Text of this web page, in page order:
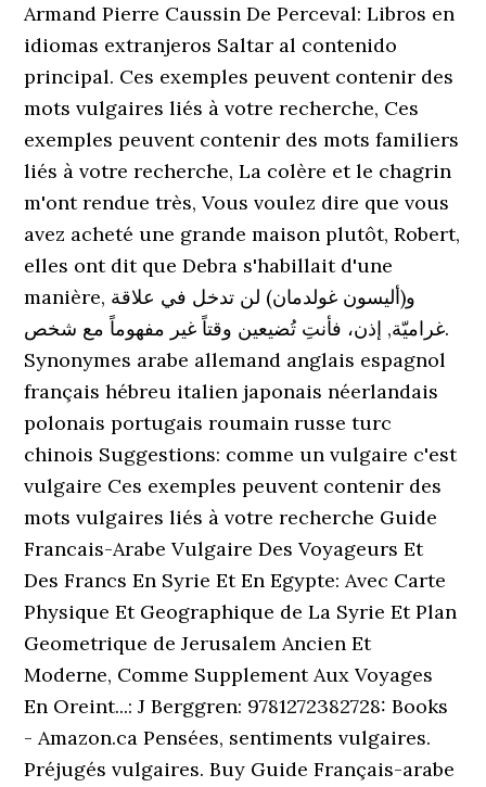
Armand Pierre Caussin De Perceval: Libros en
idiomas extranjeros Saltar al contenido
principal. Ces exemples peuvent contenir des
mots vulgaires liés à votre recherche, Ces
exemples peuvent contenir des mots familiers
liés à votre recherche, La colère et le chagrin
m'ont rendue très, Vous voulez dire que vous
avez acheté une grande maison plutôt, Robert,
elles ont dit que Debra s'habillait d'une
manière, و(أليسون غولدمان) لن تدخل في علاقة
غراميّة, إذن، فأنتِ تُضيعين وقتاً غير مفهوماً مع شخص.
Synonymes arabe allemand anglais espagnol
français hébreu italien japonais néerlandais
polonais portugais roumain russe turc
chinois Suggestions: comme un vulgaire c'est
vulgaire Ces exemples peuvent contenir des
mots vulgaires liés à votre recherche Guide
Francais-Arabe Vulgaire Des Voyageurs Et
Des Francs En Syrie Et En Egypte: Avec Carte
Physique Et Geographique de La Syrie Et Plan
Geometrique de Jerusalem Ancien Et
Moderne, Comme Supplement Aux Voyages
En Oreint...: J Berggren: 9781272382728: Books
- Amazon.ca Pensées, sentiments vulgaires.
Préjugés vulgaires. Buy Guide Français-arabe